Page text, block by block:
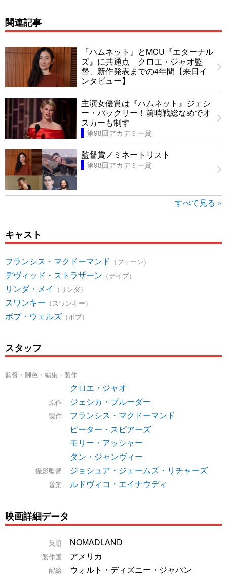
関連記事
『ハムネット』とMCU『エターナル
ズ』に共通点 クロエ・ジャオ監
督、新作発表までの4年間【来日イ
ンタビュー】
主演女優賞は『ハムネット』ジェシ
ー・バックリー！前哨戦総なめでオ
スカーも制す
第98回アカデミー賞
監督賞ノミネートリスト
第98回アカデミー賞
すべて見る »
キャスト
フランシス・マクドーマンド （ファーン）
デヴィッド・ストラザーン （デイブ）
リンダ・メイ （リンダ）
スワンキー （スワンキー）
ボブ・ウェルズ （ボブ）
スタッフ
監督・脚色・編集・製作
クロエ・ジャオ
原作 ジェシカ・ブルーダー
製作
フランシス・マクドーマンド
ピーター・スピアーズ
モリー・アッシャー
ダン・ジャンヴィー
撮影監督 ジョシュア・ジェームズ・リチャーズ
音楽 ルドヴィコ・エイナウディ
映画詳細データ
英題 NOMADLAND
製作国 アメリカ
配給 ウォルト・ディズニー・ジャパン